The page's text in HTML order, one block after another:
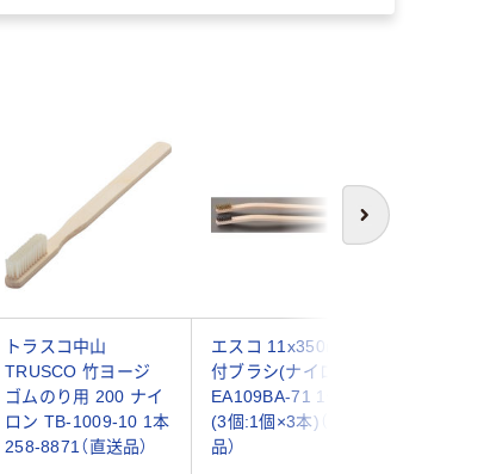
次へ
トラスコ中山
TRUSCO 竹ヨージ
ゴムのり用 200 ナイ
ロン TB-1009-10 1本
258-8871（直送品）
エスコ 11x350mm 柄
付ブラシ(ナイロン)
EA109BA-71 1セット
(3個:1個×3本)（直送
品）